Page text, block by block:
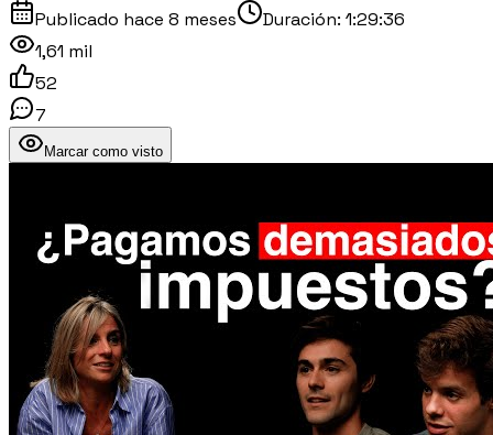
Publicado hace 8 meses Duración: 1:29:36
1,61 mil
52
7
Marcar como visto